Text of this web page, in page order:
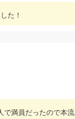
た！
満員だったので本